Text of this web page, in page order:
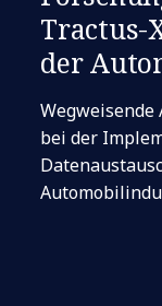
Tractus-
der
bei der